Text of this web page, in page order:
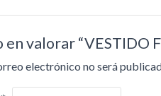
en valorar “VESTIDO
electrónico no será